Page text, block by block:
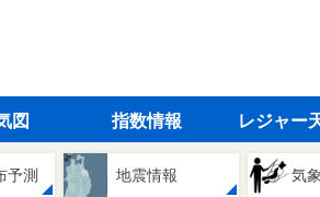
図 指数情報 レジャー
予測 地震情報 気